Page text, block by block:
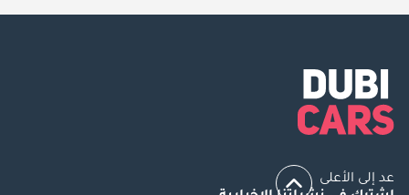
عد إلى الأعلى